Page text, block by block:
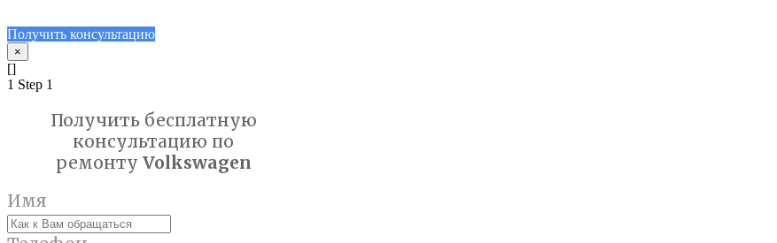
Получить консультацию
×
[]
1 Step 1
Получить бесплатную
консультацию по
ремонту Volkswagen
Имя